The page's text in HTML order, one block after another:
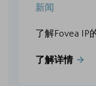
新闻
了解Fovea IP
了解详情